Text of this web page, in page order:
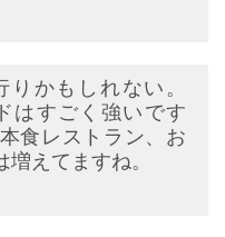
かもしれない。
はすごく強いです
食レストラン、お
えてますね。